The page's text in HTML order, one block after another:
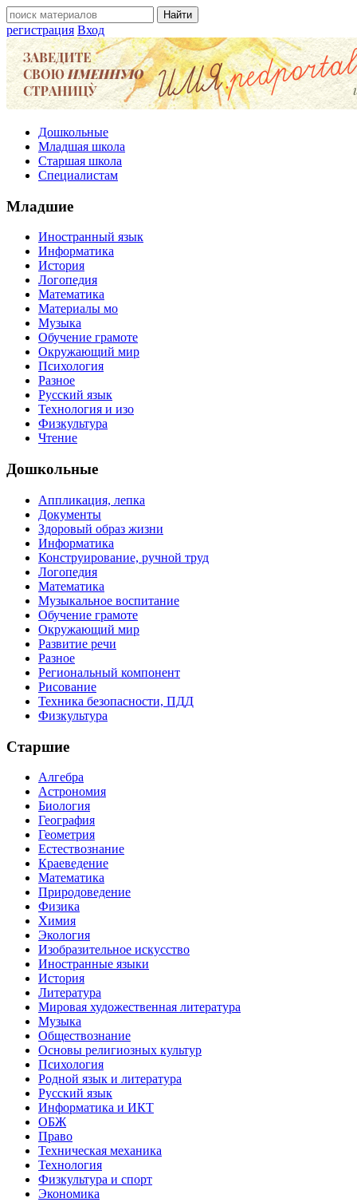
регистрация Вход
Дошкольные
Младшая школа
Старшая школа
Специалистам
Младшие
Иностранный язык
Информатика
История
Логопедия
Математика
Материалы мо
Музыка
Обучение грамоте
Окружающий мир
Психология
Разное
Русский язык
Технология и изо
Физкультура
Чтение
Дошкольные
Аппликация, лепка
Документы
Здоровый образ жизни
Информатика
Конструирование, ручной труд
Логопедия
Математика
Музыкальное воспитание
Обучение грамоте
Окружающий мир
Развитие речи
Разное
Региональный компонент
Рисование
Техника безопасности, ПДД
Физкультура
Старшие
Алгебра
Астрономия
Биология
География
Геометрия
Естествознание
Краеведение
Математика
Природоведение
Физика
Химия
Экология
Изобразительное искусство
Иностранные языки
История
Литература
Мировая художественная литература
Музыка
Обществознание
Основы религиозных культур
Психология
Родной язык и литература
Русский язык
Информатика и ИКТ
ОБЖ
Право
Техническая механика
Технология
Физкультура и спорт
Экономика